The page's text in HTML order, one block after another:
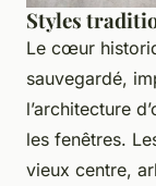
Styles
Le cœur
sauvegardé,
l’architecture
les fenêtres.
vieux centre,